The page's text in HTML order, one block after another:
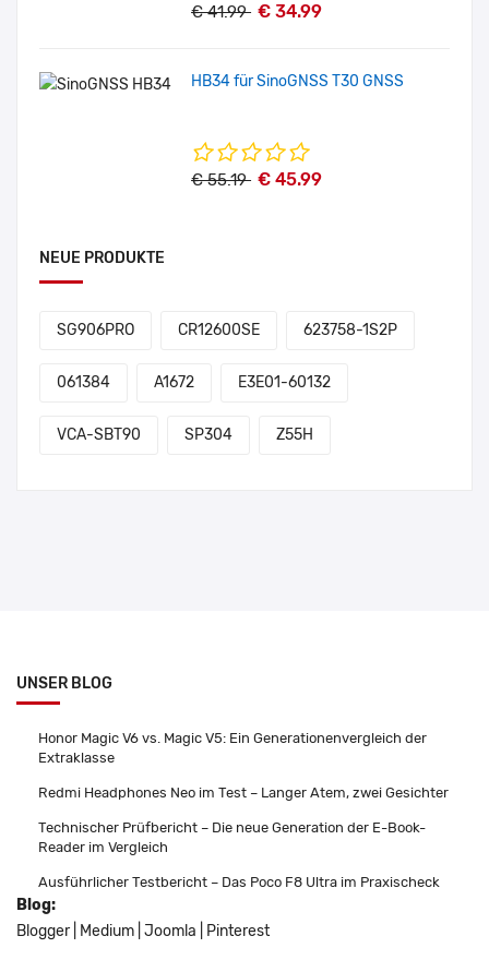
€ 41.99 € 34.99
HB34 für SinoGNSS T30 GNSS
€ 55.19 € 45.99
NEUE PRODUKTE
SG906PRO CR12600SE 623758-1S2P
061384 A1672 E3E01-60132
VCA-SBT90 SP304 Z55H
UNSER BLOG
Honor Magic V6 vs. Magic V5: Ein Generationenvergleich der
Extraklasse
Redmi Headphones Neo im Test – Langer Atem, zwei Gesichter
Technischer Prüfbericht – Die neue Generation der E-Book-
Reader im Vergleich
Ausführlicher Testbericht – Das Poco F8 Ultra im Praxischeck
Blog:
Blogger
Medium Joomla Pinterest